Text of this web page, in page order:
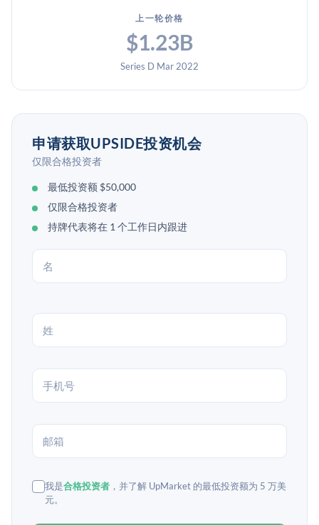
上一轮价格
$1.23B
Series D Mar 2022
申请获取UPSIDE投资机会
仅限合格投资者
最低投资额 $50,000
仅限合格投资者
持牌代表将在 1 个工作日内跟进
我是合格投资者 ，并了解 UpMarket 的最低投资额为 5 万美
元。